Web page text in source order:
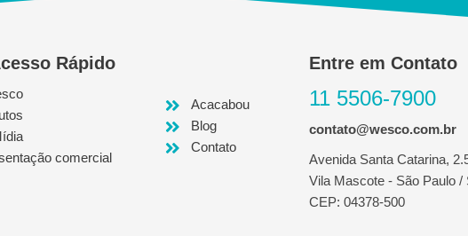
Rápido
comercial
Acacabou
Blog
Contato
Entre em Contato
11 5506-7900
contato@wesco.com.br
Avenida Santa Catarina,
Vila Mascote - São Paulo /
CEP: 04378-500